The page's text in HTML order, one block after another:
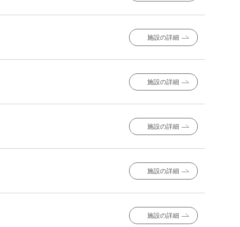
施設の詳細
施設の詳細
施設の詳細
施設の詳細
施設の詳細